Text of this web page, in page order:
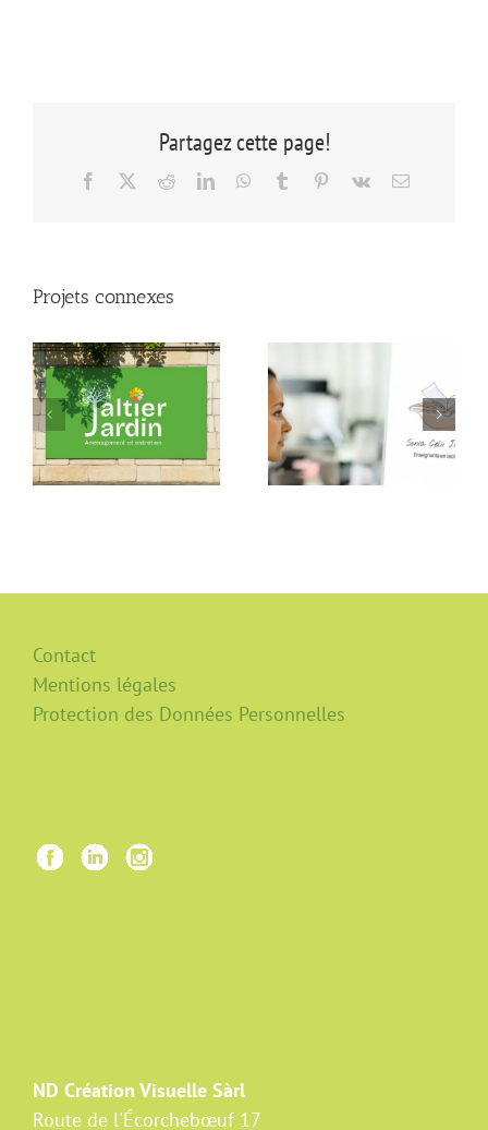
Partagez cette page!
Facebook RedditLinkedInWhatsApp
Tumblr Pinterest
Vk Email
Projets connexes
Jaltier Jardin
Sonia Celii
Jotterand
Contact
Mentions légales
Protection des Données Personnelles
ND Création Visuelle Sàrl
Route de l'Écorchebœuf 17